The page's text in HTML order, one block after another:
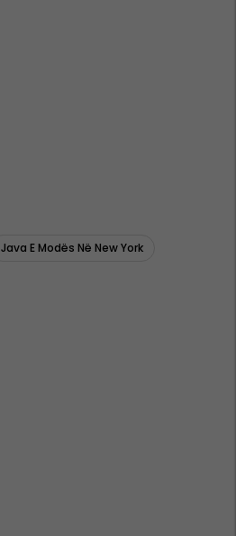
Java E Modës Në New York